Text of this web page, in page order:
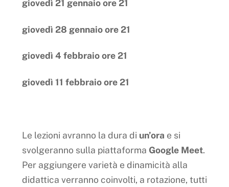
giovedì 21 gennaio ore 21
giovedì 28 gennaio ore 21
giovedì 4 febbraio ore 21
giovedì 11 febbraio ore 21
Le lezioni avranno la dura di un’ora e si
svolgeranno sulla piattaforma Google Meet.
Per aggiungere varietà e dinamicità alla
didattica verranno coinvolti, a rotazione, tutti